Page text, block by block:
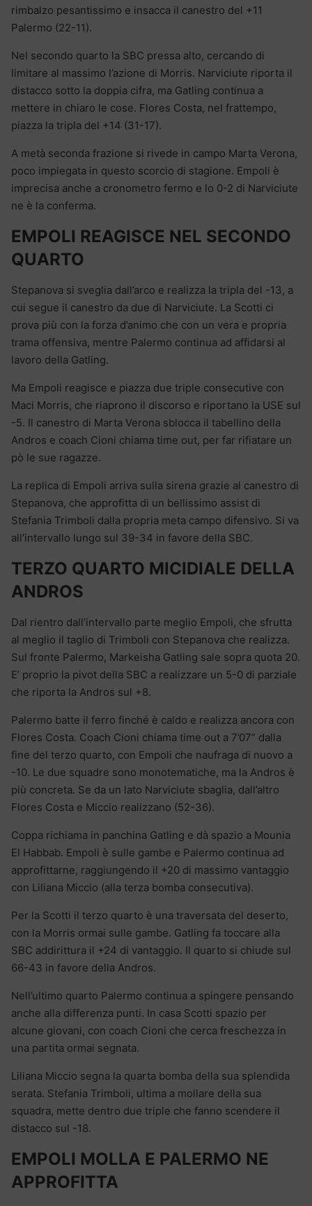
rimbalzo pesantissimo e insacca il canestro del +11
Palermo (22-11).
Nel secondo quarto la SBC pressa alto, cercando di
limitare al massimo l’azione di Morris. Narviciute riporta il
distacco sotto la doppia cifra, ma Gatling continua a
mettere in chiaro le cose. Flores Costa, nel frattempo,
piazza la tripla del +14 (31-17).
A metà seconda frazione si rivede in campo Marta Verona,
poco impiegata in questo scorcio di stagione. Empoli è
imprecisa anche a cronometro fermo e lo 0-2 di Narviciute
ne è la conferma.
EMPOLI REAGISCE NEL SECONDO
QUARTO
Stepanova si sveglia dall’arco e realizza la tripla del -13, a
cui segue il canestro da due di Narviciute. La Scotti ci
prova più con la forza d’animo che con un vera e propria
trama offensiva, mentre Palermo continua ad affidarsi al
lavoro della Gatling.
Ma Empoli reagisce e piazza due triple consecutive con
Maci Morris, che riaprono il discorso e riportano la USE sul
-5. Il canestro di Marta Verona sblocca il tabellino della
Andros e coach Cioni chiama time out, per far rifiatare un
pò le sue ragazze.
La replica di Empoli arriva sulla sirena grazie al canestro di
Stepanova, che approfitta di un bellissimo assist di
Stefania Trimboli dalla propria meta campo difensivo. Si va
all’intervallo lungo sul 39-34 in favore della SBC.
TERZO QUARTO MICIDIALE DELLA
ANDROS
Dal rientro dall’intervallo parte meglio Empoli, che sfrutta
al meglio il taglio di Trimboli con Stepanova che realizza.
Sul fronte Palermo, Markeisha Gatling sale sopra quota 20.
E’ proprio la pivot della SBC a realizzare un 5-0 di parziale
che riporta la Andros sul +8.
Palermo batte il ferro finché è caldo e realizza ancora con
Flores Costa. Coach Cioni chiama time out a 7’07” dalla
fine del terzo quarto, con Empoli che naufraga di nuovo a
-10. Le due squadre sono monotematiche, ma la Andros è
più concreta. Se da un lato Narviciute sbaglia, dall’altro
Flores Costa e Miccio realizzano (52-36).
Coppa richiama in panchina Gatling e dà spazio a Mounia
El Habbab. Empoli è sulle gambe e Palermo continua ad
approfittarne, raggiungendo il +20 di massimo vantaggio
con Liliana Miccio (alla terza bomba consecutiva).
Per la Scotti il terzo quarto è una traversata del deserto,
con la Morris ormai sulle gambe. Gatling fa toccare alla
SBC addirittura il +24 di vantaggio. Il quarto si chiude sul
66-43 in favore della Andros.
Nell’ultimo quarto Palermo continua a spingere pensando
anche alla differenza punti. In casa Scotti spazio per
alcune giovani, con coach Cioni che cerca freschezza in
una partita ormai segnata.
Liliana Miccio segna la quarta bomba della sua splendida
serata. Stefania Trimboli, ultima a mollare della sua
squadra, mette dentro due triple che fanno scendere il
distacco sul -18.
EMPOLI MOLLA E PALERMO NE
APPROFITTA